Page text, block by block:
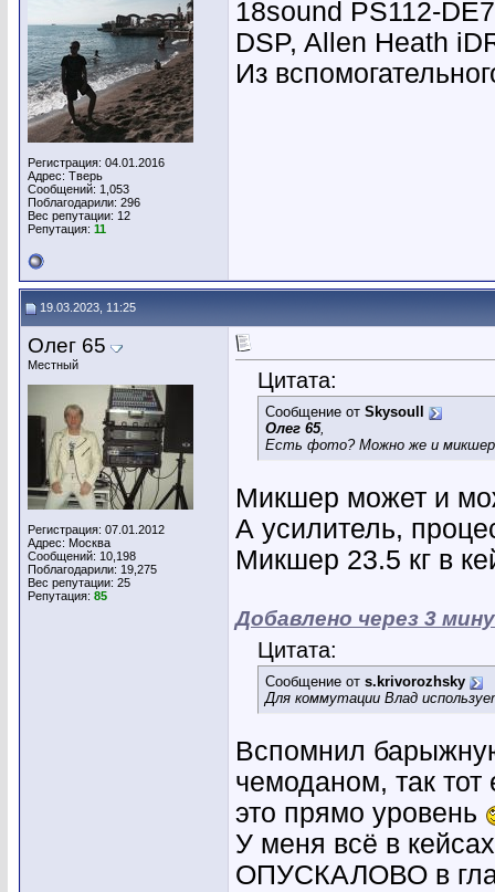
Регистрация: 04.01.2016
Адрес: Тверь
Сообщений: 1,053
Поблагодарили: 296
Вес репутации: 12
Репутация: 11
18sound PS112-
DSP, Allen Heath
Из
19.03.2023, 11:25
Олег 65
Местный
Регистрация: 07.01.2012
Адрес: Москва
Сообщений: 10,198
Поблагодарили: 19,275
Вес репутации: 25
Репутация: 85
Цитата:
Сообщение от Skysoull
Олег 65,
Есть фото? Можно же и микшер
Микшер может и
А усилитель,
Микшер 23.5 кг в
Добавлено через 3
Цитата:
Сообщение от s.krivorozhsky
Для коммутации Влад
Вспомнил
чемоданом, так
это прямо уровень
У меня всё в
ОПУСКАЛОВО в